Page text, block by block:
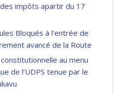
impôts apartir du 17
Bloqués à l’entrée de
avancé de la Route
au menu
de l’UDPS tenue par le